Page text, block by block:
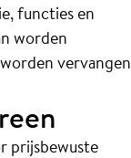
functies en
worden
vervangen
prijsbewuste